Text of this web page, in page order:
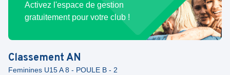
Activez l'espace de gestion
gratuitement pour votre club !
ClassementAN
Feminines U15 A 8 - POULE B - 2